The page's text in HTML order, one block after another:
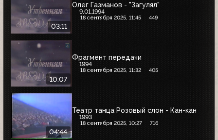
03:11
Олег Газманов - "Загулял"
9.01.1994
18 сентября 2025, 11:45 449
10:07
Фрагмент передачи
1994
18 сентября 2025, 11:32 405
04:44
Театр танца Розовый слон - Кан-кан
1993
18 сентября 2025, 10:27 716